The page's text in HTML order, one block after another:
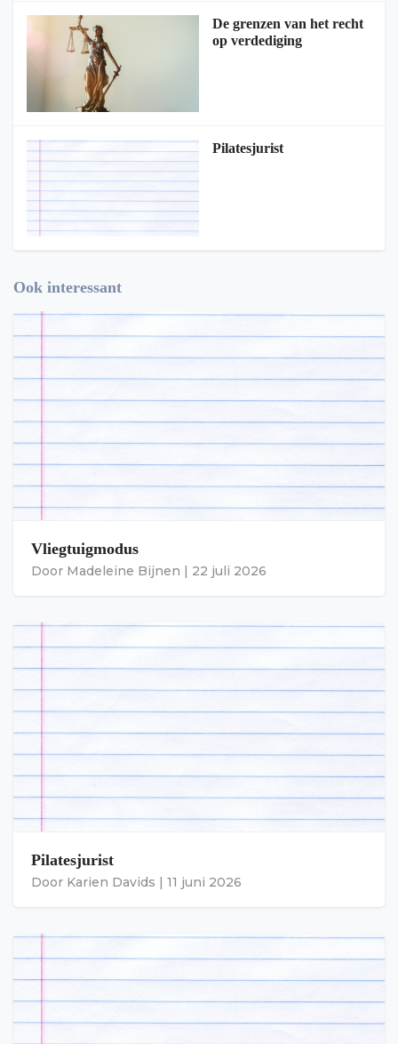
De grenzen van het recht
op verdediging
Pilatesjurist
Ook interessant
Vliegtuigmodus
Door Madeleine Bijnen 22 juli 2026
Pilatesjurist
Door Karien Davids 11 juni 2026